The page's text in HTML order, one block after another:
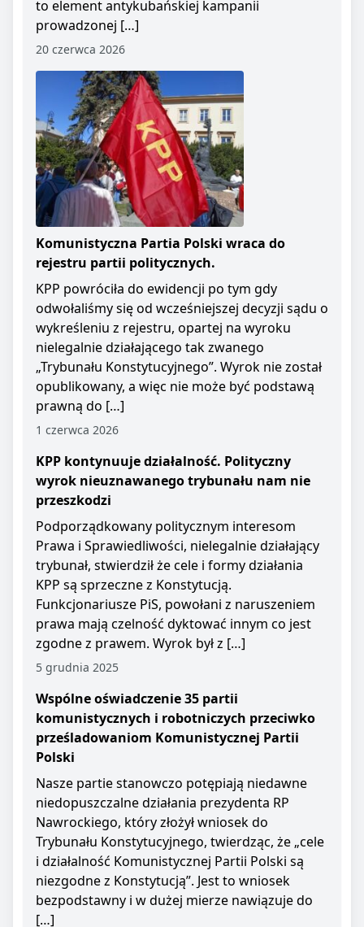
to element antykubańskiej kampanii
prowadzonej […]
20 czerwca 2026
Komunistyczna Partia Polski wraca do
rejestru partii politycznych.
KPP powróciła do ewidencji po tym gdy
odwołaliśmy się od wcześniejszej decyzji sądu o
wykreśleniu z rejestru, opartej na wyroku
nielegalnie działającego tak zwanego
„Trybunału Konstytucyjnego”. Wyrok nie został
opublikowany, a więc nie może być podstawą
prawną do […]
1 czerwca 2026
KPP kontynuuje działalność. Polityczny
wyrok nieuznawanego trybunału nam nie
przeszkodzi
Podporządkowany politycznym interesom
Prawa i Sprawiedliwości, nielegalnie działający
trybunał, stwierdził że cele i formy działania
KPP są sprzeczne z Konstytucją.
Funkcjonariusze PiS, powołani z naruszeniem
prawa mają czelność dyktować innym co jest
zgodne z prawem. Wyrok był z […]
5 grudnia 2025
Wspólne oświadczenie 35 partii
komunistycznych i robotniczych przeciwko
prześladowaniom Komunistycznej Partii
Polski
Nasze partie stanowczo potępiają niedawne
niedopuszczalne działania prezydenta RP
Nawrockiego, który złożył wniosek do
Trybunału Konstytucyjnego, twierdząc, że „cele
i działalność Komunistycznej Partii Polski są
niezgodne z Konstytucją”. Jest to wniosek
bezpodstawny i w dużej mierze nawiązuje do
[…]